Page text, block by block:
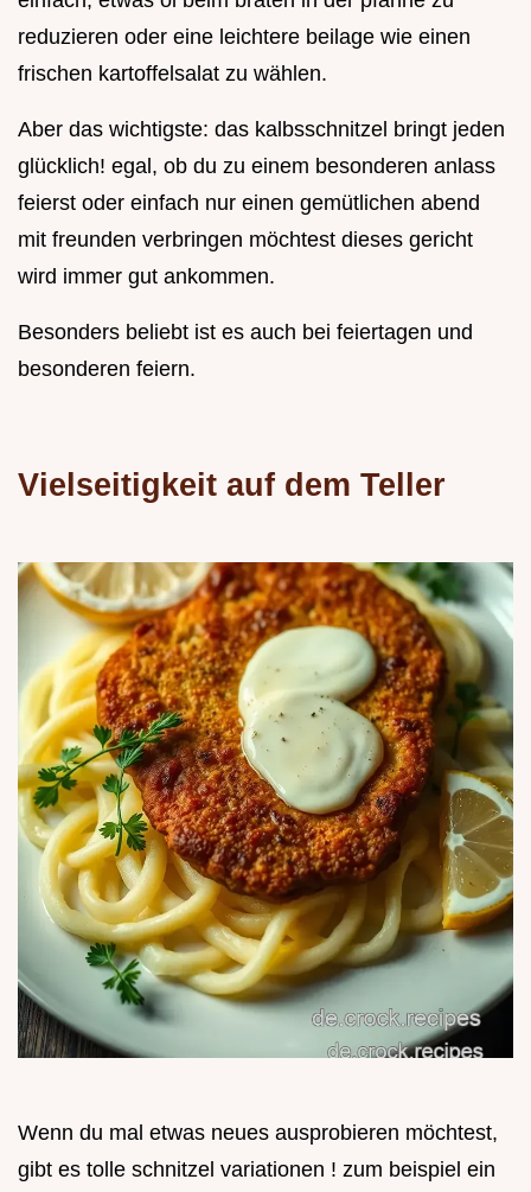
reduzieren oder eine leichtere beilage wie einen
frischen kartoffelsalat zu wählen.
Aber das wichtigste: das kalbsschnitzel bringt jeden
glücklich! egal, ob du zu einem besonderen anlass
feierst oder einfach nur einen gemütlichen abend
mit freunden verbringen möchtest dieses gericht
wird immer gut ankommen.
Besonders beliebt ist es auch bei feiertagen und
besonderen feiern.
Vielseitigkeit auf dem Teller
Wenn du mal etwas neues ausprobieren möchtest,
gibt es tolle schnitzel variationen ! zum beispiel ein